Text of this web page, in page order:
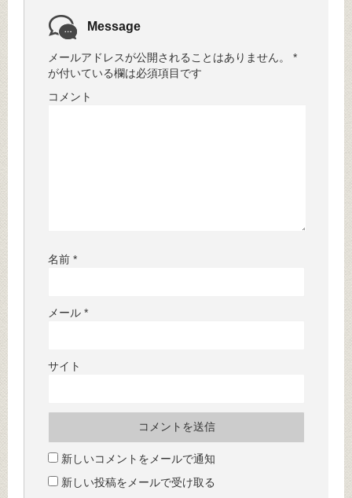
Message
メールアドレスが公開されることはありません。
*
が付いている欄は必須項目です
コメント
名前 *
メール *
サイト
新しいコメントをメールで通知
新しい投稿をメールで受け取る